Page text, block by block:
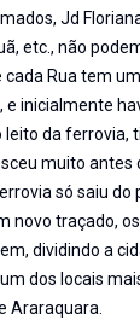
Jd
etc., não
cada Rua tem
inicialmente
leito da ferrovia,
muito antes
só saiu do
novo traçado,
dividindo a
dos locais
Araraquara.